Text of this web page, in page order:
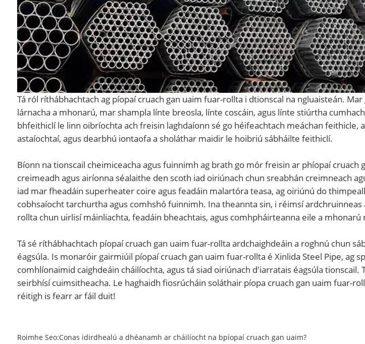
Tá ról ríthábhachtach ag píopaí cruach gan uaim fuar-rollta i dtionscal na ngluaisteán.
lárnacha a mhonarú, mar shampla línte breosla, línte coscáin, agus línte stiúrtha
bhfeithiclí le linn oibríochta ach freisin laghdaíonn sé go héifeachtach meáchan
astaíochtaí, agus dearbhú iontaofa a sholáthar maidir le hoibriú sábháilte feithiclí.
Bíonn na tionscail cheimiceacha agus fuinnimh ag brath go mór freisin ar phíopaí
creimeadh agus airíonna séalaithe den scoth iad oiriúnach chun sreabhán creimneach
iad mar fheadáin superheater coire agus feadáin malartóra teasa, ag oiriúnú do
cobhsaíocht tarchurtha agus comhshó fuinnimh. Ina theannta sin, i réimsí
rollta chun uirlisí máinliachta, feadáin bheachtais, agus comhpháirteanna eile a
Tá sé ríthábhachtach píopaí cruach gan uaim fuar-rollta ardchaighdeáin a roghnú chun
éagsúla. Is monaróir gairmiúil píopaí cruach gan uaim fuar-rollta é Xinlida Steel Pipe, ag
comhlíonaimid caighdeáin cháilíochta, agus tá siad oiriúnach d'iarratais éagsúla
seirbhísí cuimsitheacha. Le haghaidh fiosrúcháin soláthair píopa cruach gan uaim fuar-
réitigh is fearr ar fáil duit!
Roimhe Seo:Conas idirdhealú a dhéanamh ar cháilíocht na bpíopaí cruach gan uaim?